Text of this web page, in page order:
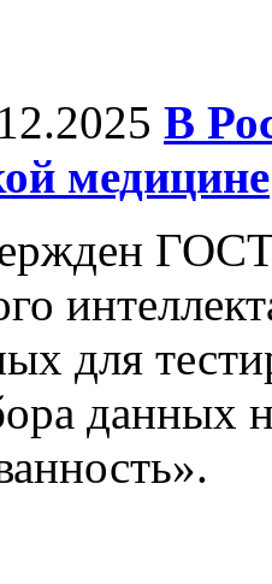
В
медицине
для
данных